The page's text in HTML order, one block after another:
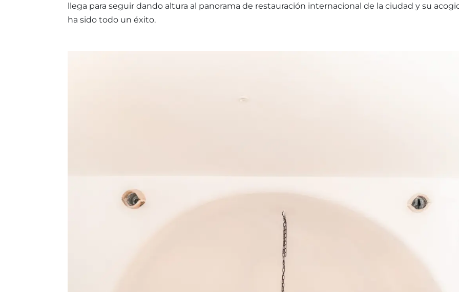
llega para seguir dando altura al panorama de restauración internacional de la ciudad y su
ha sido todo un éxito.